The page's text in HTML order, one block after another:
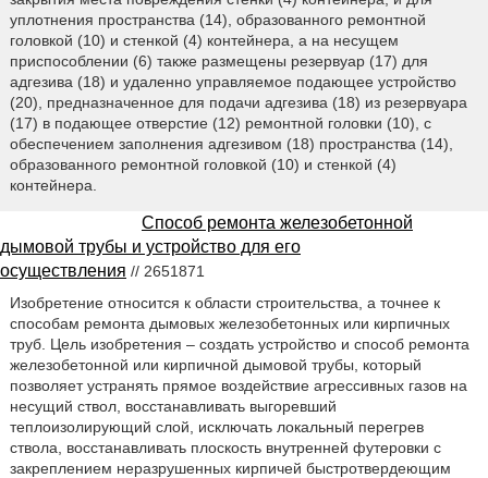
уплотнения пространства (14), образованного ремонтной
головкой (10) и стенкой (4) контейнера, а на несущем
приспособлении (6) также размещены резервуар (17) для
адгезива (18) и удаленно управляемое подающее устройство
(20), предназначенное для подачи адгезива (18) из резервуара
(17) в подающее отверстие (12) ремонтной головки (10), с
обеспечением заполнения адгезивом (18) пространства (14),
образованного ремонтной головкой (10) и стенкой (4)
контейнера.
Способ ремонта железобетонной
дымовой трубы и устройство для его
осуществления // 2651871
Изобретение относится к области строительства, а точнее к
способам ремонта дымовых железобетонных или кирпичных
труб. Цель изобретения – создать устройство и способ ремонта
железобетонной или кирпичной дымовой трубы, который
позволяет устранять прямое воздействие агрессивных газов на
несущий ствол, восстанавливать выгоревший
теплоизолирующий слой, исключать локальный перегрев
ствола, восстанавливать плоскость внутренней футеровки с
закреплением неразрушенных кирпичей быстротвердеющим